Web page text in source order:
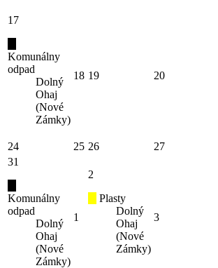
17
Komunálny
odpad
Dolný
Ohaj
(Nové
Zámky)
18 19 20
24 25 26 27
31
Komunálny
odpad
Dolný
Ohaj
(Nové
Zámky)
1
2
Plasty
Dolný
Ohaj
(Nové
Zámky)
3